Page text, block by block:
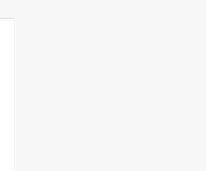
mail of per telefoon